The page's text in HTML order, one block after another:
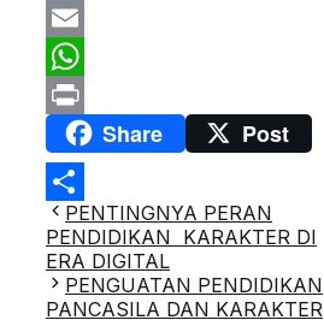
Twitter
Email
WhatsApp
Print Share Post
Share
Post
navigation
PENTINGNYA PERAN
PENDIDIKAN KARAKTER DI
ERA DIGITAL
PENGUATAN PENDIDIKAN
PANCASILA DAN KARAKTER